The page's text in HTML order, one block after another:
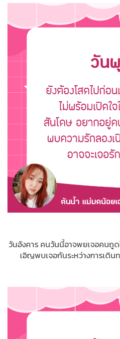
วันอังคาร คนวันนี้อาจพยเจอคนถูด
เอิญพบเจอกันระหว่างการเดิน